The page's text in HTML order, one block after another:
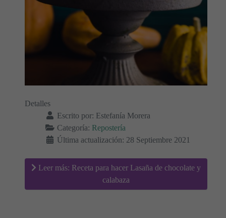
Detalles
Escrito por: Estefanía Morera
Categoría: Repostería
Última actualización: 28 Septiembre 2021
Leer más: Receta para hacer Lasaña de chocolate y
calabaza